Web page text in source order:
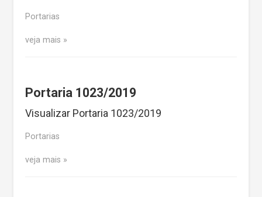
Portarias
veja mais
Portaria 1023/2019
Visualizar Portaria 1023/2019
Portarias
veja mais